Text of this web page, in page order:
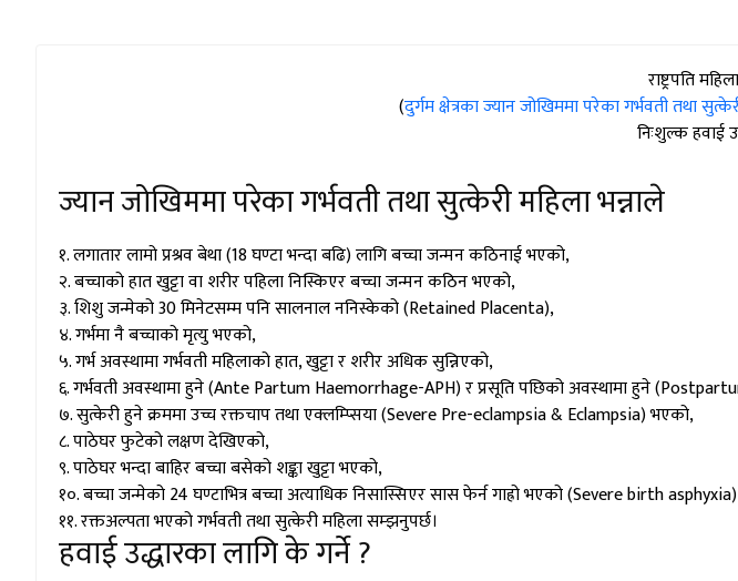
राष्ट्रपति
(दुर्गम क्षेत्रका ज्यान जोखिममा परेका गर्भवती तथा
निःशुल्क हवाई
ज्यान जोखिममा परेका गर्भवती तथा सुत्केरी महिला भन्नाले
१. लगातार लामो प्रश्रव बेथा (18 घण्टा भन्दा बढि) लागि बच्चा जन्मन कठिनाई भएको,
२. बच्चाको हात खुट्टा वा शरीर पहिला निस्किएर बच्चा जन्मन कठिन भएको,
३. शिशु जन्मेको 30 मिनेटसम्म पनि सालनाल ननिस्केको (Retained Placenta),
४. गर्भमा नै बच्चाको मृत्यु भएको,
५. गर्भ अवस्थामा गर्भवती महिलाको हात, खुट्टा र शरीर अधिक सुन्निएको,
६. गर्भवती अवस्थामा हुने (Ante Partum Haemorrhage-APH) र प्रसूति पछिको अवस्थामा हुने
७. सुत्केरी हुने क्रममा उच्च रक्तचाप तथा एक्लम्प्सिया (Severe Pre-eclampsia & Eclampsia) भएको,
८. पाठेघर फुटेको लक्षण देखिएको,
९. पाठेघर भन्दा बाहिर बच्चा बसेको शङ्का खुट्टा भएको,
१०. बच्चा जन्मेको 24 घण्टाभित्र बच्चा अत्याधिक निसास्सिएर सास फेर्न गाह्रो भएको (Severe birth
११. रक्तअल्पता भएको गर्भवती तथा सुत्केरी महिला सम्झनुपर्छ।
हवाई उद्धारका लागि के गर्ने ?